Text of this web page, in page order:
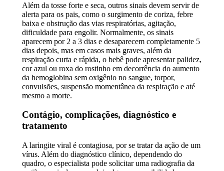
Além da tosse forte e seca, outros sinais devem servir de
alerta para os pais, como o surgimento de coriza, febre
baixa e obstrução das vias respiratórias, agitação,
dificuldade para engolir. Normalmente, os sinais
aparecem por 2 a 3 dias e desaparecem completamente 5
dias depois, mas em casos mais graves, além da
respiração curta e rápida, o bebê pode apresentar palidez,
cor azul ou roxa do rostinho em decorrência do aumento
da hemoglobina sem oxigênio no sangue, torpor,
convulsões, suspensão momentânea da respiração e até
mesmo a morte.
Contágio, complicações, diagnóstico e
tratamento
A laringite viral é contagiosa, por se tratar da ação de um
vírus. Além do diagnóstico clínico, dependendo do
quadro, o especialista pode solicitar uma radiografia da